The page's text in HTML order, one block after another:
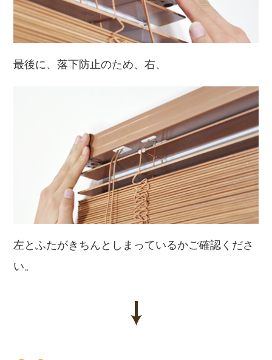
最後に、落下防止のため、右、
左とふたがきちんとしまっているかご確認くださ
い。